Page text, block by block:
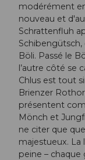
modérément
nouveau et
Schrattenfluh
Böli. Passé le
l’autre côté se
Chlus est tout
Brienzer
présentent
Mönch et
ne citer que
majestueux.
peine –